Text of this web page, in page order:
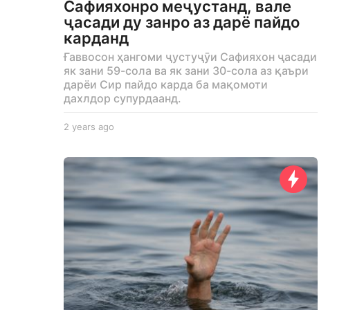
Сафияхонро меҷустанд, вале
ҷасади ду занро аз дарё пайдо
карданд
Ғаввосон ҳангоми ҷустуҷӯи Сафияхон ҷасади
як зани 59-сола ва як зани 30-сола аз қаъри
дарёи Сир пайдо карда ба мақомоти
дахлдор супурдаанд.
2 years ago
a
a
o